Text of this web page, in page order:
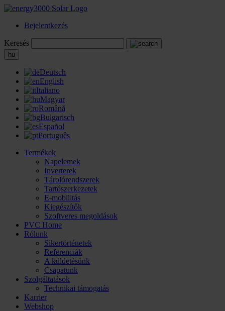
Bejelentkezés
Keresés
hu
Deutsch
English
Italiano
Magyar
Română
Bulgarisch
Español
Português
Termékek
Napelemek
Inverterek
Tárolórendszerek
Tartószerkezetek
E-mobilitás
Kiegészítők
Szoftveres megoldások
PVC Home
Rólunk
Sikertörténetek
Referenciák
A küldetésünk
Csapatunk
Szolgáltatások
Technikai támogatás
Karrier
Webshop